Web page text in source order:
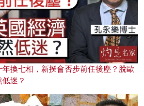
換七相，新揆會否步前任後塵？脫歐
迷？